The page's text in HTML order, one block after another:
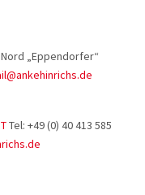
„Eppendorfer“
Tel: +49 (0) 40 413 585